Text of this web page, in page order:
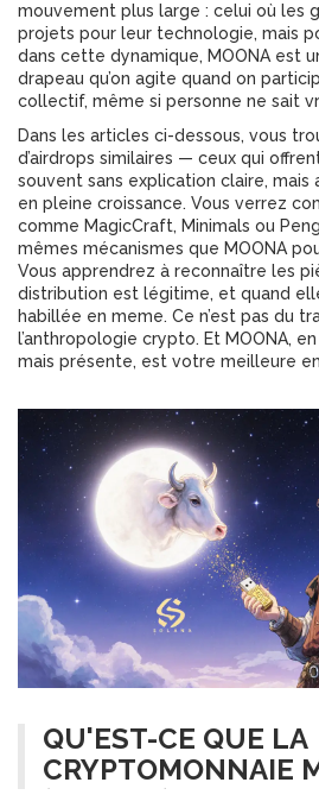
mouvement plus large : celui où les
projets pour leur technologie, mais
dans cette dynamique, MOONA est
drapeau qu’on agite quand on
collectif, même si personne ne sait
Dans les articles ci-dessous, vous
d’airdrops similaires — ceux qui
souvent sans explication claire, mais
en pleine croissance. Vous verrez
comme MagicCraft, Minimals ou
mêmes mécanismes que MOONA
Vous apprendrez à reconnaître les
distribution est légitime, et quand
habillée en meme. Ce n’est pas du
l’anthropologie crypto. Et MOONA,
mais présente, est votre meilleure
QU'EST-CE QUE LA
CRYPTOMONNAIE